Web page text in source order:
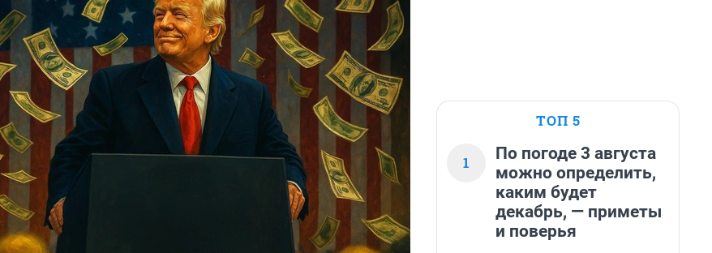
ТОП 5
1
По погоде 3 августа
можно определить,
каким будет
декабрь, — приметы
и поверья